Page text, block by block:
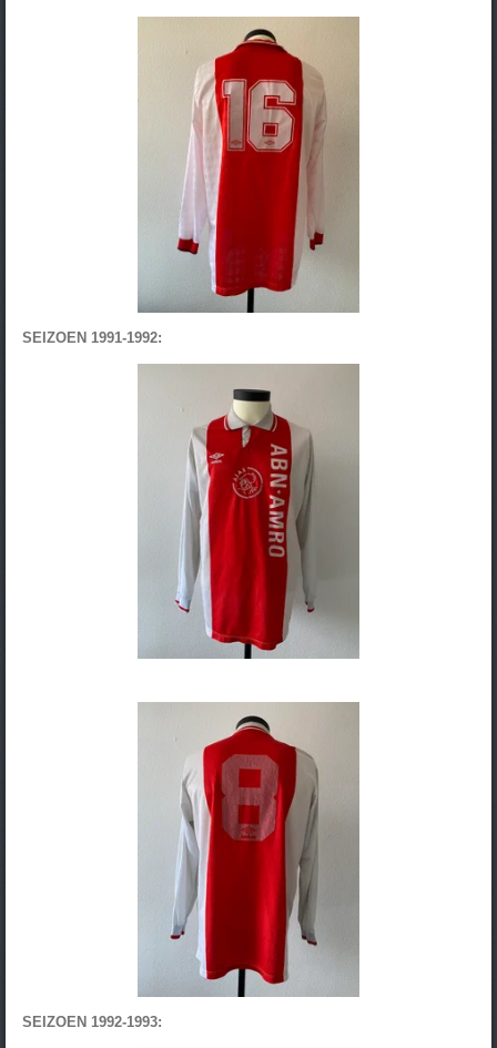
SEIZOEN 1991-1992:
SEIZOEN 1992-1993: